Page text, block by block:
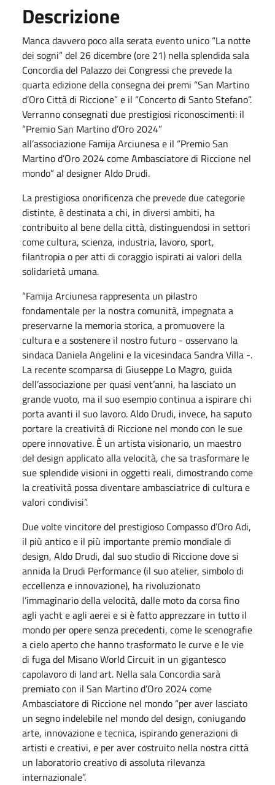
Descrizione
Manca davvero poco alla serata evento unico “La notte
dei sogni” del 26 dicembre (ore 21) nella splendida sala
Concordia del Palazzo dei Congressi che prevede la
quarta edizione della consegna dei premi “San Martino
d’Oro Città di Riccione” e il “Concerto di Santo Stefano”.
Verranno consegnati due prestigiosi riconoscimenti: il
“Premio San Martino d’Oro 2024”
all’associazione Famija Arciunesa e il “Premio San
Martino d’Oro 2024 come Ambasciatore di Riccione nel
mondo” al designer Aldo Drudi.
La prestigiosa onorificenza che prevede due categorie
distinte, è destinata a chi, in diversi ambiti, ha
contribuito al bene della città, distinguendosi in settori
come cultura, scienza, industria, lavoro, sport,
filantropia o per atti di coraggio ispirati ai valori della
solidarietà umana.
“Famija Arciunesa rappresenta un pilastro
fondamentale per la nostra comunità, impegnata a
preservarne la memoria storica, a promuovere la
cultura e a sostenere il nostro futuro - osservano la
sindaca Daniela Angelini e la vicesindaca Sandra Villa -.
La recente scomparsa di Giuseppe Lo Magro, guida
dell’associazione per quasi vent’anni, ha lasciato un
grande vuoto, ma il suo esempio continua a ispirare chi
porta avanti il suo lavoro. Aldo Drudi, invece, ha saputo
portare la creatività di Riccione nel mondo con le sue
opere innovative. È un artista visionario, un maestro
del design applicato alla velocità, che sa trasformare le
sue splendide visioni in oggetti reali, dimostrando come
la creatività possa diventare ambasciatrice di cultura e
valori condivisi”.
Due volte vincitore del prestigioso Compasso d’Oro Adi,
il più antico e il più importante premio mondiale di
design, Aldo Drudi, dal suo studio di Riccione dove si
annida la Drudi Performance (il suo atelier, simbolo di
eccellenza e innovazione), ha rivoluzionato
l’immaginario della velocità, dalle moto da corsa fino
agli yacht e agli aerei e si è fatto apprezzare in tutto il
mondo per opere senza precedenti, come le scenografie
a cielo aperto che hanno trasformato le curve e le vie
di fuga del Misano World Circuit in un gigantesco
capolavoro di land art. Nella sala Concordia sarà
premiato con il San Martino d’Oro 2024 come
Ambasciatore di Riccione nel mondo “per aver lasciato
un segno indelebile nel mondo del design, coniugando
arte, innovazione e tecnica, ispirando generazioni di
artisti e creativi, e per aver costruito nella nostra città
un laboratorio creativo di assoluta rilevanza
internazionale”.